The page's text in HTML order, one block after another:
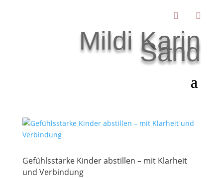
Mildi Karin
Sand
Gefühlsstarke Kinder abstillen – mit Klarheit
und Verbindung